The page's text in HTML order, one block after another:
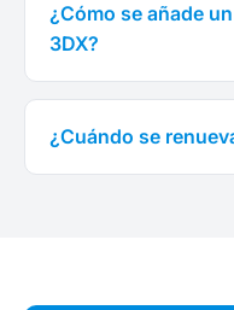
¿Cómo se añade
3DX?
¿Cuándo se